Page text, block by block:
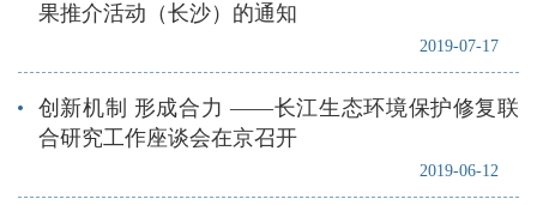
2019-07-17
果推介活动（长沙）的通知
2019-06-12
创新机制 形成合力 ——长江生态环境保护修复联
合研究工作座谈会在京召开